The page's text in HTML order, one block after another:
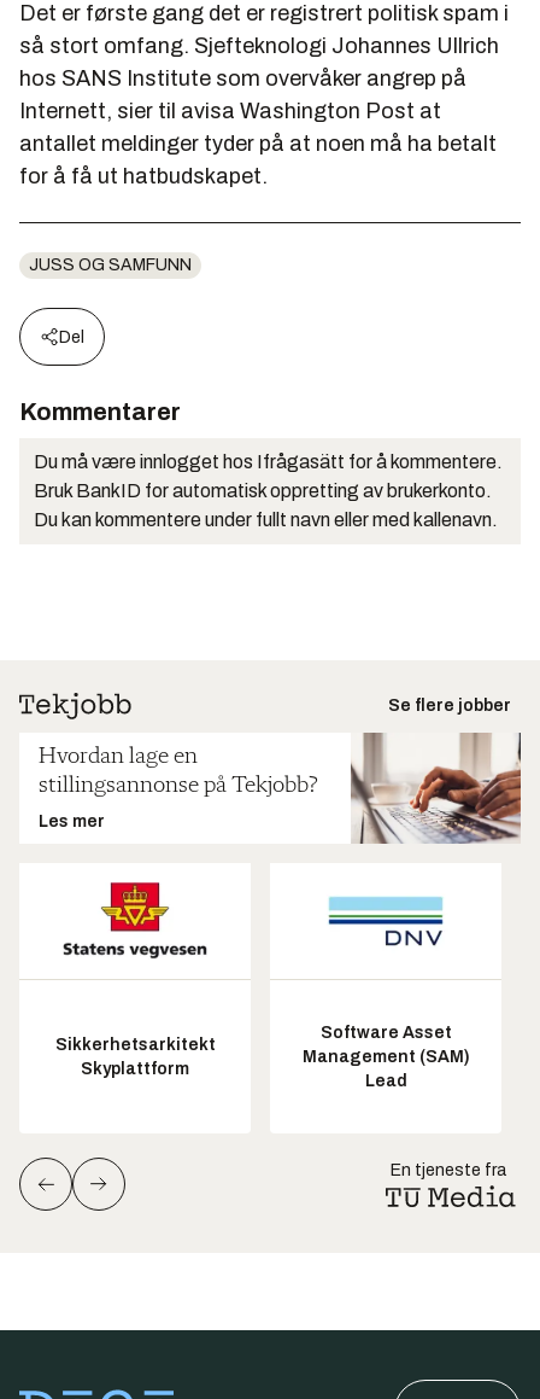
Det er første gang det er registrert politisk spam i
så stort omfang. Sjefteknologi Johannes Ullrich
hos SANS Institute som overvåker angrep på
Internett, sier til avisa Washington Post at
antallet meldinger tyder på at noen må ha betalt
for å få ut hatbudskapet.
JUSS OG SAMFUNN
Del
Kommentarer
Du må være innlogget hos Ifrågasätt for å kommentere.
Bruk BankID for automatisk oppretting av brukerkonto.
Du kan kommentere under fullt navn eller med kallenavn.
Se flere jobber
Hvordan lage en
stillingsannonse på Tekjobb?
Les mer
Sikkerhetsarkitekt
Skyplattform
Software Asset
Management (SAM)
Lead
En tjeneste fra